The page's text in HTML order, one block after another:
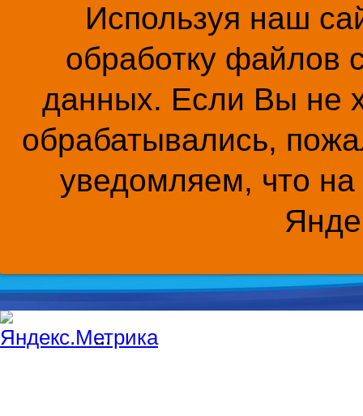
Используя наш
обработку файлов
данных. Если Вы не
обрабатывались,
уведомляем, что на
...